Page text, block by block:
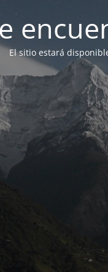
El sitio estará